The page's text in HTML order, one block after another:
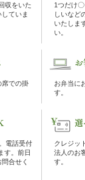
収をいた
ていま
1つだけ
しいなど
いたしま
い。
席での掛
お弁当に
す。
電話受付
す。前日
合せく
クレジッ
法人のお
す。